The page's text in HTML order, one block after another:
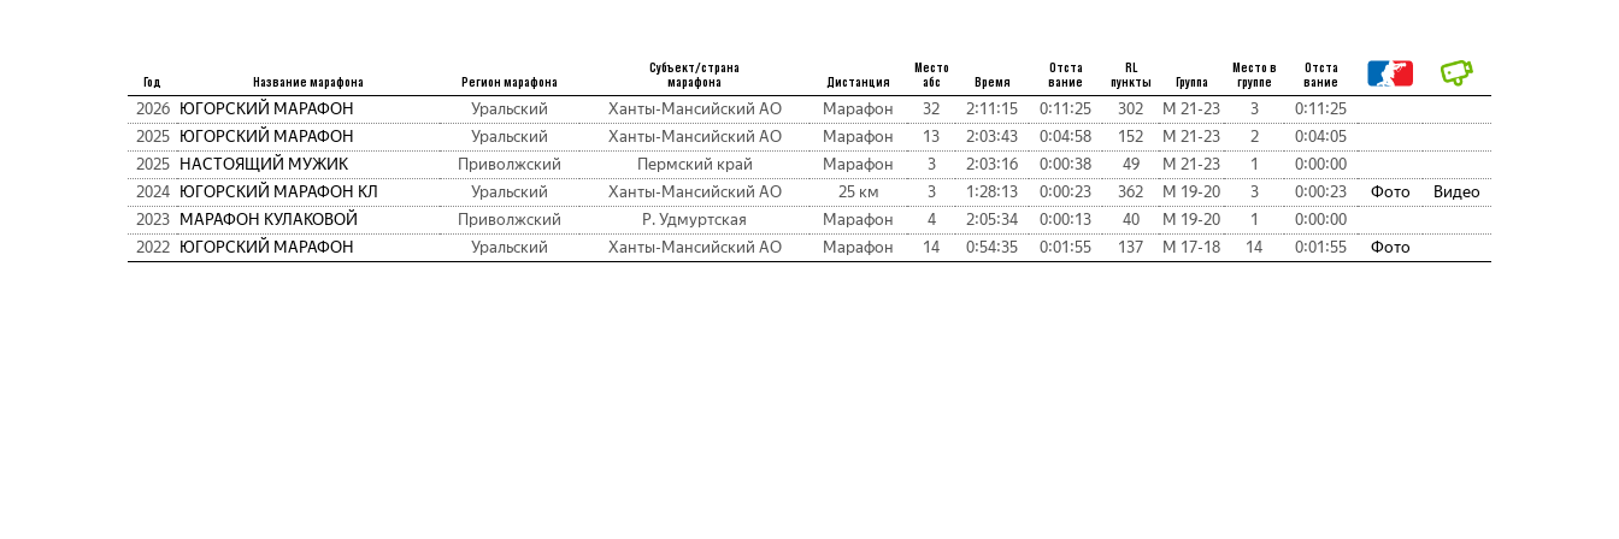
Год Название марафона Регион марафона
Субъект/страна
марафона
Дистанция
Место
абс
Время
Отста
вание
RL
пункты
Группа
Место в
группе
Отста
вание
2026 ЮГОРСКИЙ МАРАФОН Уральский Ханты-Мансийский АО Марафон 32 2:11:15 0:11:25 302 М 21-23 3
0:11:25
2025
ЮГОРСКИЙ МАРАФОН Уральский Ханты-Мансийский АО Марафон 13 2:03:43 0:04:58 152 М 21-23 2
0:04:05
2025
НАСТОЯЩИЙ МУЖИК Приволжский Пермский край Марафон 3 2:03:16 0:00:38 49 М 21-23 1
0:00:00
2024
ЮГОРСКИЙ МАРАФОН КЛ Уральский Ханты-Мансийский АО 25 км 3 1:28:13 0:00:23 362 М 19-20 3 0:00:23 Фото
Видео
2023
МАРАФОН КУЛАКОВОЙ Приволжский Р. Удмуртская Марафон 4 2:05:34 0:00:13 40 М 19-20 1
0:00:00
2022
ЮГОРСКИЙ МАРАФОН Уральский Ханты-Мансийский АО Марафон 14 0:54:35 0:01:55 137 М 17-18 14 0:01:55 Фото